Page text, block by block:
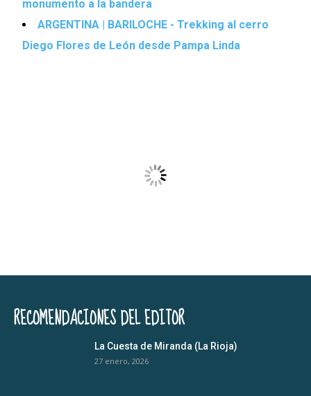
monumento a la bandera
ARGENTINA | BARILOCHE - Trekking al cerro
Diego Flores de León desde Pampa Linda
RECOMENDACIONES DEL EDITOR
La Cuesta de Miranda (La Rioja)
27 enero, 2026